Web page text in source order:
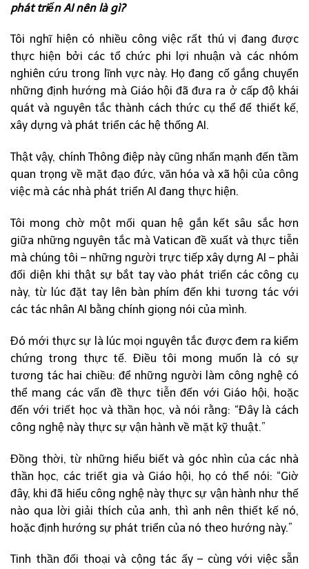
phát triển AI nên là gì?
Tôi nghĩ hiện có nhiều công việc rất thú vị đang được
thực hiện bởi các tổ chức phi lợi nhuận và các nhóm
nghiên cứu trong lĩnh vực này. Họ đang cố gắng chuyển
những định hướng mà Giáo hội đã đưa ra ở cấp độ khái
quát và nguyên tắc thành cách thức cụ thể để thiết kế,
xây dựng và phát triển các hệ thống AI.
Thật vậy, chính Thông điệp này cũng nhấn mạnh đến tầm
quan trọng về mặt đạo đức, văn hóa và xã hội của công
việc mà các nhà phát triển AI đang thực hiện.
Tôi mong chờ một mối quan hệ gắn kết sâu sắc hơn
giữa những nguyên tắc mà Vatican đề xuất và thực tiễn
mà chúng tôi – những người trực tiếp xây dựng AI – phải
đối diện khi thật sự bắt tay vào phát triển các công cụ
này, từ lúc đặt tay lên bàn phím đến khi tương tác với
các tác nhân AI bằng chính giọng nói của mình.
Đó mới thực sự là lúc mọi nguyên tắc được đem ra kiểm
chứng trong thực tế. Điều tôi mong muốn là có sự
tương tác hai chiều: để những người làm công nghệ có
thể mang các vấn đề thực tiễn đến với Giáo hội, hoặc
đến với triết học và thần học, và nói rằng: “Đây là cách
công nghệ này thực sự vận hành về mặt kỹ thuật.”
Đồng thời, từ những hiểu biết và góc nhìn của các nhà
thần học, các triết gia và Giáo hội, họ có thể nói: “Giờ
đây, khi đã hiểu công nghệ này thực sự vận hành như thế
nào qua lời giải thích của anh, thì anh nên thiết kế nó,
hoặc định hướng sự phát triển của nó theo hướng này.”
Tinh thần đối thoại và cộng tác ấy – cùng với việc sẵn